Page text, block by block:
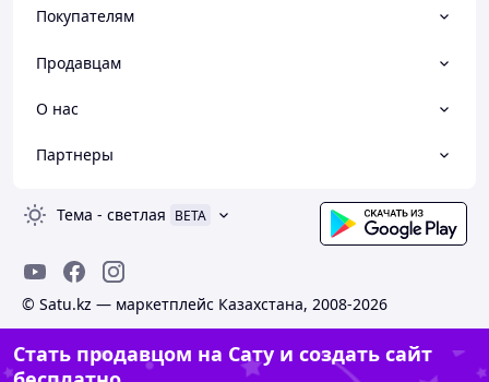
Покупателям
Продавцам
О нас
Партнеры
Тема - светлая BETA
© Satu.kz — маркетплейс Казахстана, 2008-2026
Стать продавцом на Сату и создать сайт